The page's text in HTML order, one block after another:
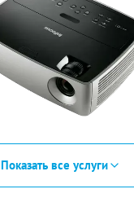
Показать все услуги